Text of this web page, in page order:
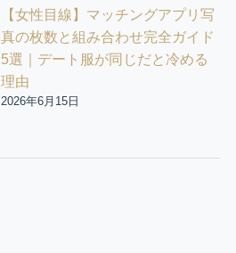
【女性目線】マッチングアプリ写
真の枚数と組み合わせ完全ガイド
5選｜デート服が同じだと冷める
理由
2026年6月15日